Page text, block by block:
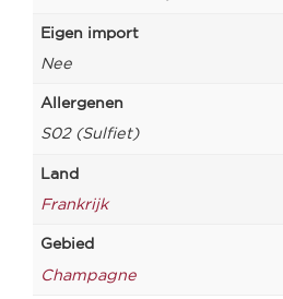
Eigen import
Nee
Allergenen
S02 (Sulfiet)
Land
Frankrijk
Gebied
Champagne